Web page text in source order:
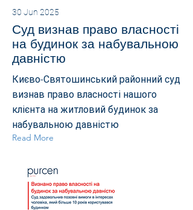
30 Jun 2025
Суд визнав право власності
на будинок за набувальною
давністю
Києво-Святошинський районний суд
визнав право власності нашого
клієнта на житловий будинок за
набувальною давністю
Read More